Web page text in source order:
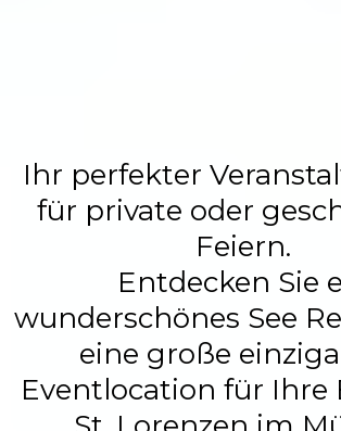
Ihr perfekter
für private oder
Feiern.
Entdecken Sie
wunderschönes See
eine große
Eventlocation für Ihre